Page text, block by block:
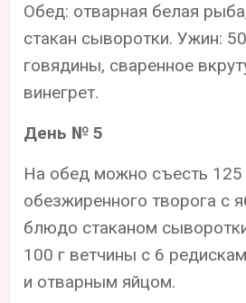
Обед: отварная белая
стакан сыворотки. Ужин:
говядины, сваренное
винегрет.
День № 5
На обед можно съесть 125
обезжиренного творога с
блюдо стаканом
100 г ветчины с 6
и отварным яйцом.